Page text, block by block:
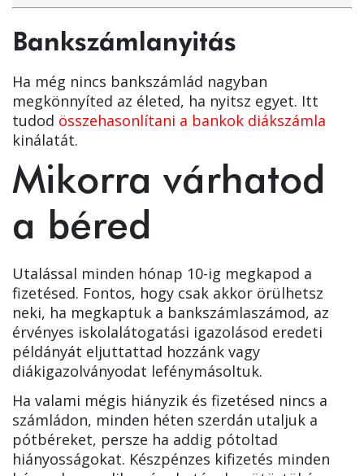
Bankszámlanyitás
Ha még nincs bankszámlád nagyban
megkönnyíted az életed, ha nyitsz egyet. Itt
tudod összehasonlítani a bankok diákszámla
kinálatát.
Mikorra várhatod
a béred
Utalással minden hónap 10-ig megkapod a
fizetésed. Fontos, hogy csak akkor örülhetsz
neki, ha megkaptuk a bankszámlaszámod, az
érvényes iskolalátogatási igazolásod eredeti
példányát eljuttattad hozzánk vagy
diákigazolványodat lefénymásoltuk.
Ha valami mégis hiányzik és fizetésed nincs a
számládon, minden héten szerdán utaljuk a
pótbéreket, persze ha addig pótoltad
hiányosságokat. Készpénzes kifizetés minden